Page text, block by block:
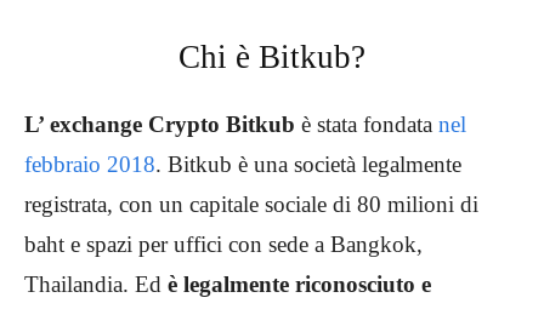
Chi è Bitkub?
L’ exchange Crypto Bitkub è stata fondata nel
febbraio 2018. Bitkub è una società legalmente
registrata, con un capitale sociale di 80 milioni di
baht e spazi per uffici con sede a Bangkok,
Thailandia. Ed è legalmente riconosciuto e